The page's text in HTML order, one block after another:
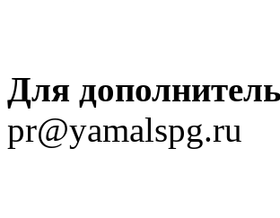
Для
pr@yamalspg.ru